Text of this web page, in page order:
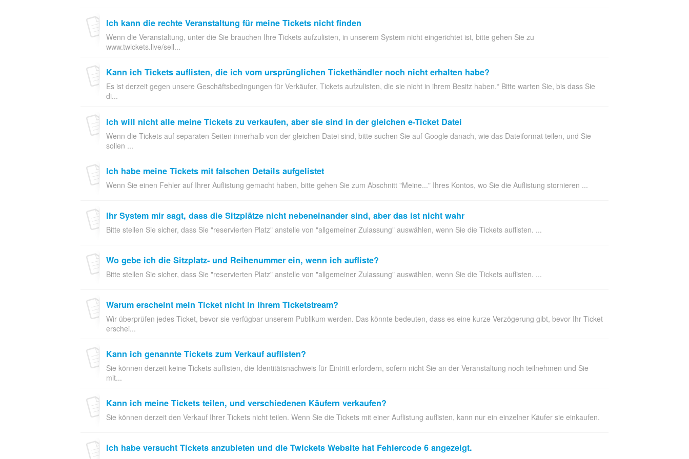
Ich kann die rechte Veranstaltung für meine Tickets nicht finden
Wenn die Veranstaltung, unter die Sie brauchen Ihre Tickets aufzulisten, in unserem System nicht eingerichtet ist, bitte gehen Sie zu
www.twickets.live/sell...
Kann ich Tickets auflisten, die ich vom ursprünglichen Tickethändler noch nicht erhalten habe?
Es ist derzeit gegen unsere Geschäftsbedingungen für Verkäufer, Tickets aufzulisten, die sie nicht in ihrem Besitz haben.* Bitte warten Sie, bis dass Sie
di...
Ich will nicht alle meine Tickets zu verkaufen, aber sie sind in der gleichen e-Ticket Datei
Wenn die Tickets auf separaten Seiten innerhalb von der gleichen Datei sind, bitte suchen Sie auf Google danach, wie das Dateiformat teilen, und Sie
sollen ...
Ich habe meine Tickets mit falschen Details aufgelistet
Wenn Sie einen Fehler auf Ihrer Auflistung gemacht haben, bitte gehen Sie zum Abschnitt "Meine..." Ihres Kontos, wo Sie die Auflistung stornieren ...
Ihr System mir sagt, dass die Sitzplätze nicht nebeneinander sind, aber das ist nicht wahr
Bitte stellen Sie sicher, dass Sie "reservierten Platz" anstelle von "allgemeiner Zulassung" auswählen, wenn Sie die Tickets auflisten. ...
Wo gebe ich die Sitzplatz- und Reihenummer ein, wenn ich aufliste?
Bitte stellen Sie sicher, dass Sie "reservierten Platz" anstelle von "allgemeiner Zulassung" auswählen, wenn Sie die Tickets auflisten. ...
Warum erscheint mein Ticket nicht in Ihrem Ticketstream?
Wir überprüfen jedes Ticket, bevor sie verfügbar unserem Publikum werden. Das könnte bedeuten, dass es eine kurze Verzögerung gibt, bevor Ihr Ticket
erschei...
Kann ich genannte Tickets zum Verkauf auflisten?
Sie können derzeit keine Tickets auflisten, die Identitätsnachweis für Eintritt erfordern, sofern nicht Sie an der Veranstaltung noch teilnehmen und Sie
mit...
Kann ich meine Tickets teilen, und verschiedenen Käufern verkaufen?
Sie können derzeit den Verkauf Ihrer Tickets nicht teilen. Wenn Sie die Tickets mit einer Auflistung auflisten, kann nur ein einzelner Käufer sie einkaufen.
Ich habe versucht Tickets anzubieten und die Twickets Website hat Fehlercode 6 angezeigt.